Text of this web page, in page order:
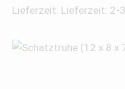
Lieferzeit: Lieferzeit: 2-